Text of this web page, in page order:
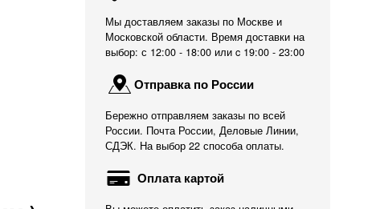
Мы доставляем заказы по Москве и
Московской области. Время доставки на
выбор: с 12:00 - 18:00 или c 19:00 - 23:00
Отправка по России
Бережно отправляем заказы по всей
России. Почта России, Деловые Линии,
СДЭК. На выбор 22 способа оплаты.
Оплата картой